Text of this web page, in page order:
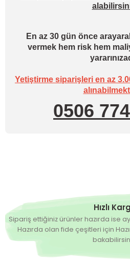
En az 30 gün önce
vermek hem risk hem
Yetiştirme siparişleri en az
0506
Hızlı
Sipariş ettiğiniz ürünler hazırda ise
Hazırda olan fide çeşitleri için